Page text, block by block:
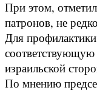
При этом,
патронов, не
Для
соответствующую
израильской
По мнению